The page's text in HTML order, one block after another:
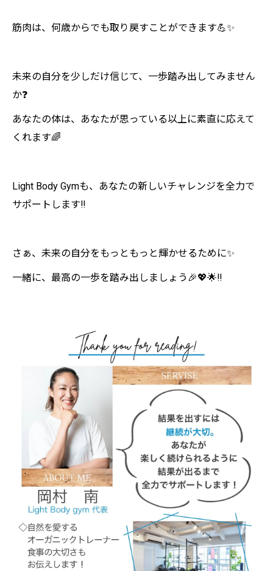
筋肉は、何歳からでも取り戻すことができます💪✨
未来の自分を少しだけ信じて、一歩踏み出してみません
か❓
あなたの体は、あなたが思っている以上に素直に応えて
くれます🌈
Light Body Gymも、あなたの新しいチャレンジを全力で
サポートします‼️
さぁ、未来の自分をもっともっと輝かせるために✨
一緒に、最高の一歩を踏み出しましょう🎉💖🌟‼️